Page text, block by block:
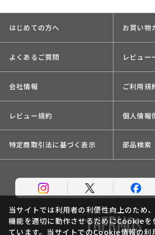
はじめての方へ お買い物
よくあるご質問 レビュー
会社情報 ご利用規
レビュー規約 個人情報
特定商取引法に基づく表示 部品検索
当サイトでは利用者の利便性向上のため
機能を適切に動作させるためにCookieを
ています。当サイトでのCookie情報の利